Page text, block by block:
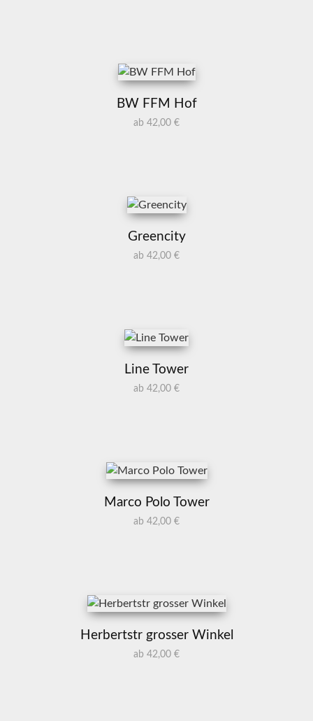
BW FFM Hof
ab 42,00 €
Greencity
ab 42,00 €
Line Tower
ab 42,00 €
Marco Polo Tower
ab 42,00 €
Herbertstr grosser Winkel
ab 42,00 €